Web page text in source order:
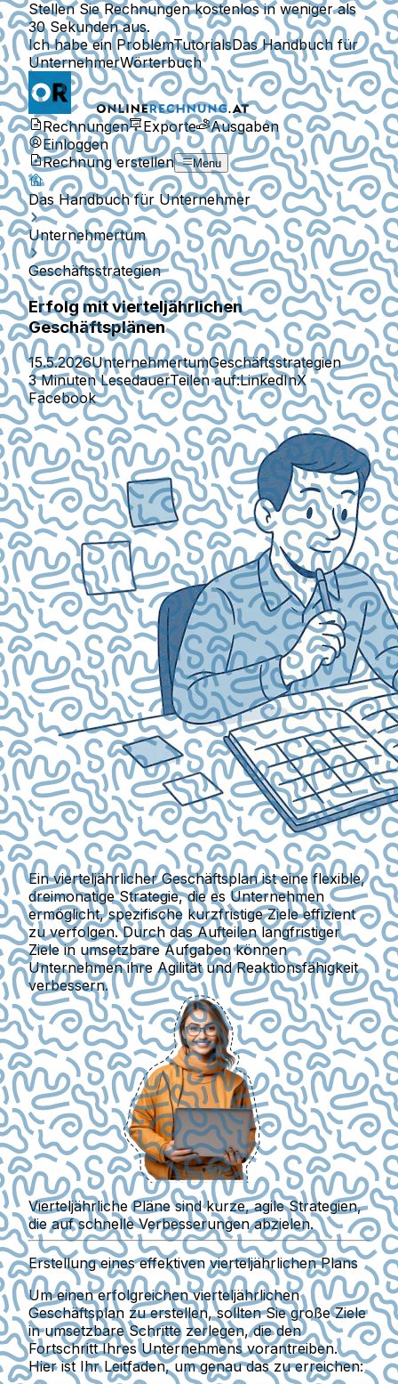
Stellen Sie Rechnungen kostenlos in weniger als
30 Sekunden aus.
Ich habe ein ProblemTutorialsDas Handbuch für
UnternehmerWörterbuch
Rechnungen Exporte
Ausgaben
Einloggen
Rechnung erstellen
Menu
Das Handbuch für Unternehmer
Unternehmertum
Geschäftsstrategien
Erfolg mit vierteljährlichen
Geschäftsplänen
15.5.2026UnternehmertumGeschäftsstrategien
3 Minuten LesedauerTeilen auf:LinkedInX
Facebook
Ein vierteljährlicher Geschäftsplan ist eine flexible,
dreimonatige Strategie, die es Unternehmen
ermöglicht, spezifische kurzfristige Ziele effizient
zu verfolgen. Durch das Aufteilen langfristiger
Ziele in umsetzbare Aufgaben können
Unternehmen ihre Agilität und Reaktionsfähigkeit
verbessern.
Vierteljährliche Pläne sind kurze, agile Strategien,
die auf schnelle Verbesserungen abzielen.
Erstellung eines effektiven vierteljährlichen Plans
Um einen erfolgreichen vierteljährlichen
Geschäftsplan zu erstellen, sollten Sie große Ziele
in umsetzbare Schritte zerlegen, die den
Fortschritt Ihres Unternehmens vorantreiben.
Hier ist Ihr Leitfaden, um genau das zu erreichen: